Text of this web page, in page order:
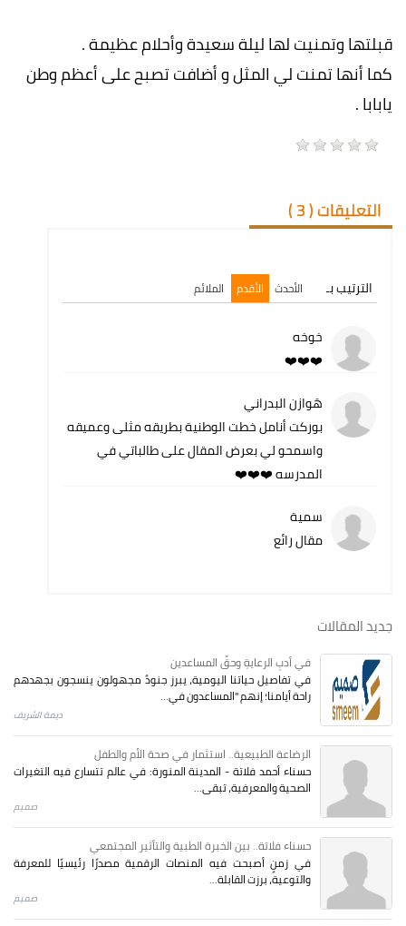
قبلتها وتمنيت لها ليلة سعيدة وأحلام عظيمة .
كما أنها تمنت لي المثل و أضافت تصبح على أعظم وطن
يابابا .
التعليقات (3
)
الترتيب بـ الأحدث الأقدم الملائم
خوخه
❤️❤️❤️
هَوازن البدراني
بوركت أنامل خطت الوطنية بطريقه مثلى وعميقه
واسمحو لي بعرض المقال على طالباتي في
المدرسه ❤️❤️❤️
سمية
مقال رائع
جديد المقالات
في أدبِ الرعايةِ وحقِّ المساعدين
في تفاصيل حياتنا اليومية، يبرز جنودٌ مجهولون ينسجون بجهدهم
راحة أيامنا؛ إنهم "المساعدون في...
ديمة الشريف
الرضاعة الطبيعية.. استثمار في صحة الأم والطفل
حسناء أحمد فلاتة - المدينة المنورة: في عالم تتسارع فيه التغيرات
الصحية والمعرفية، تبقى...
صميم
حسناء فلاتة.. بين الخبرة الطبية والتأثير المجتمعي
في زمنٍ أصبحت فيه المنصات الرقمية مصدرًا رئيسيًا للمعرفة
والتوعية، برزت القابلة...
صميم